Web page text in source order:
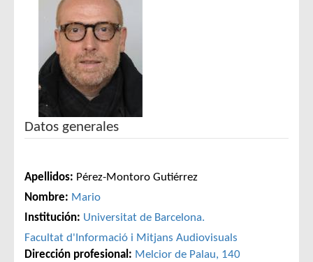
Datos generales
Apellidos: Pérez-Montoro Gutiérrez
Nombre: Mario
Institución: Universitat de Barcelona.
Facultat d'Informació i Mitjans Audiovisuals
Dirección profesional: Melcior de Palau, 140